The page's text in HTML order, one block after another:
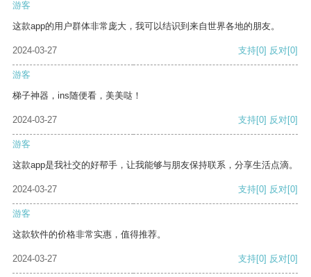
游客
这款app的用户群体非常庞大，我可以结识到来自世界各地的朋友。
2024-03-27 支持[0] 反对[0]
游客
梯子神器，ins随便看，美美哒！
2024-03-27 支持[0] 反对[0]
游客
这款app是我社交的好帮手，让我能够与朋友保持联系，分享生活点滴。
2024-03-27 支持[0] 反对[0]
游客
这款软件的价格非常实惠，值得推荐。
2024-03-27 支持[0] 反对[0]